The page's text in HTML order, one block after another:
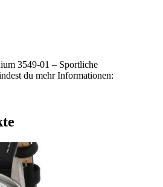
3549-01 – Sportliche
du mehr Informationen: